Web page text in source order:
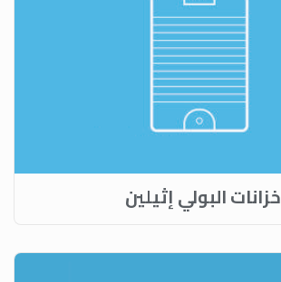
خزانات البولي إثيلين